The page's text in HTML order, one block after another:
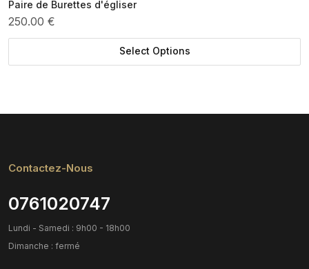
Paire de Burettes d'égliser
250.00 €
Select Options
Contactez-Nous
0761020747
Lundi - Samedi : 9h00 - 18h00
Dimanche : fermé